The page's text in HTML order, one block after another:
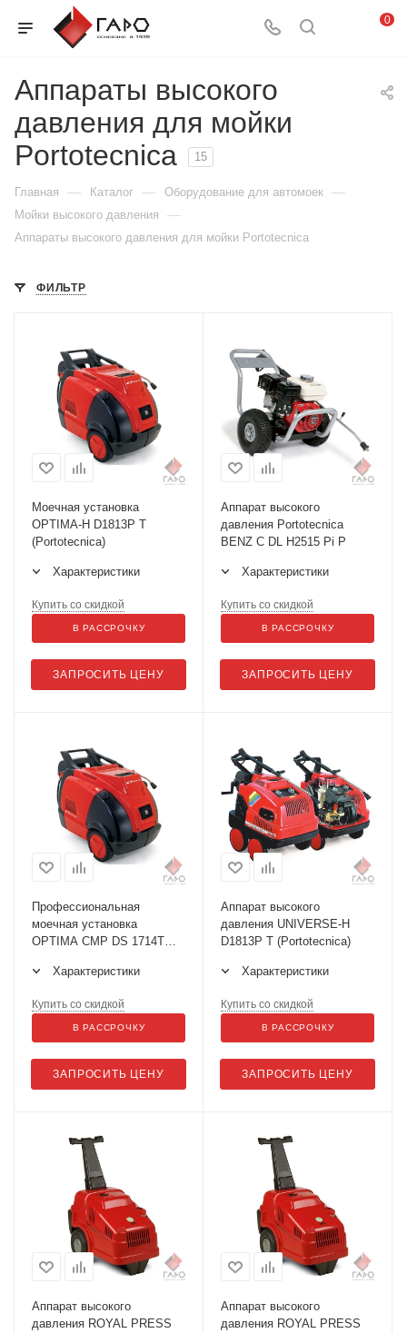
0
Аппараты высокого
давления для мойки
Portotecnica
15
Главная — Каталог — Оборудование для автомоек —
Мойки высокого давления —
Аппараты высокого давления для мойки Portotecnica
ФИЛЬТР
Моечная установка
OPTIMA-H D1813P T
(Portotecnica)
Характеристики
ЗАПРОСИТЬ ЦЕНУ
Купить со скидкой
В РАССРОЧКУ
Аппарат высокого
давления Portotecnica
BENZ C DL H2515 Pi P
Характеристики
ЗАПРОСИТЬ ЦЕНУ
Купить со скидкой
В РАССРОЧКУ
Профессиональная
моечная установка
OPTIMA CMP DS 1714T
Характеристики
ЗАПРОСИТЬ ЦЕНУ
Купить со скидкой
В РАССРОЧКУ
Аппарат высокого
давления UNIVERSE-H
D1813P T (Portotecnica)
Характеристики
ЗАПРОСИТЬ ЦЕНУ
Купить со скидкой
В РАССРОЧКУ
Аппарат высокого
давления ROYAL PRESS
Аппарат высокого
давления ROYAL PRESS